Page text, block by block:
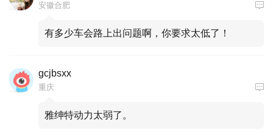
安徽合肥
有多少车会路上出问题啊，你要求太低了！
gcjbsxx
重庆
雅绅特动力太弱了。